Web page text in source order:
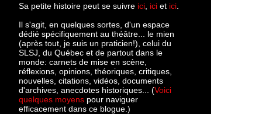
Sa petite histoire peut se suivre ici ici et ici
Il s'agit, en quelques sortes, d'un espace
dédié spécifiquement au théâtre... le mien
(après tout, je suis un praticien!), celui du
SLSJ, du Québec et de partout dans le
monde: carnets de mise en scène,
réflexions, opinions, théoriques, critiques,
nouvelles, citations, vidéos, documents
d'archives, anecdotes historiques... (Voici
quelques moyens pour naviguer
efficacement dans ce blogue.)